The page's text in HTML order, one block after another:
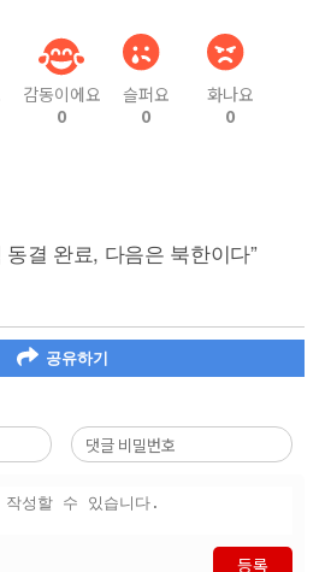
감동이에요
0
슬퍼요
0
화나요
0
결 완료, 다음은 북한이다”
공유하기
등록